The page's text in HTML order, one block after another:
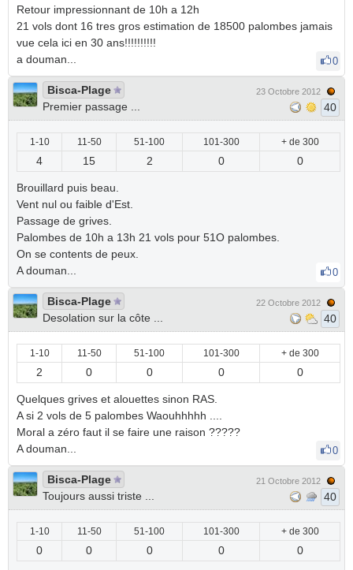
Retour impressionnant de 10h a 12h
21 vols dont 16 tres gros estimation de 18500 palombes jamais
vue cela ici en 30 ans!!!!!!!!!!
a douman...
0
Bisca-Plage
Premier passage ...
23 Octobre 2012
40
1-10 11-50 51-100 101-300 + de 300
4 15 2 0 0
Brouillard puis beau.
Vent nul ou faible d'Est.
Passage de grives.
Palombes de 10h a 13h 21 vols pour 51O palombes.
On se contents de peux.
A douman...
0
Bisca-Plage
Desolation sur la côte ...
22 Octobre 2012
40
1-10 11-50 51-100 101-300 + de 300
2 0 0 0 0
Quelques grives et alouettes sinon RAS.
A si 2 vols de 5 palombes Waouhhhhh ....
Moral a zéro faut il se faire une raison ?????
A douman...
0
Bisca-Plage
Toujours aussi triste ...
21 Octobre 2012
40
1-10 11-50 51-100 101-300 + de 300
0 0 0 0 0